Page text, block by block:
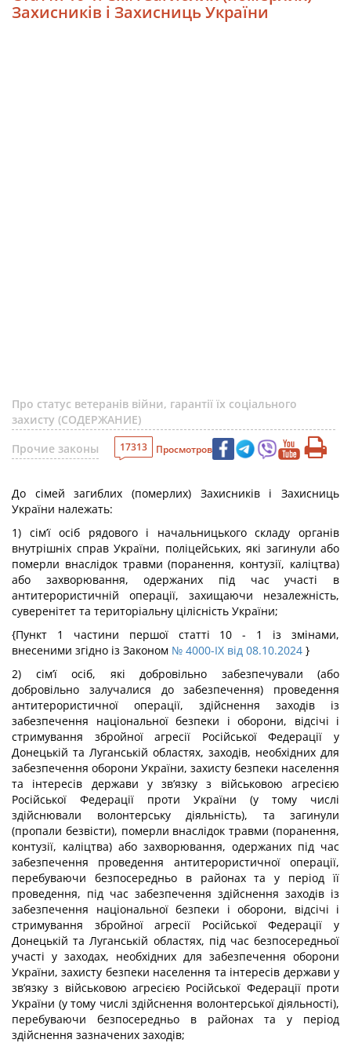
Захисників і Захисниць України
Про статус ветеранів війни, гарантії їх соціального
захисту (СОДЕРЖАНИЕ)
Прочие законы
17313 Просмотров
До сімей загиблих (померлих) Захисників і Захисниць
України належать:
1) сім’ї осіб рядового і начальницького складу органів
внутрішніх справ України, поліцейських, які загинули або
померли внаслідок травми (поранення, контузії, каліцтва)
або захворювання, одержаних під час участі в
антитерористичній операції, захищаючи незалежність,
суверенітет та територіальну цілісність України;
{Пункт 1 частини першої статті 10 - 1 із змінами,
внесеними згідно із Законом № 4000-IX від 08.10.2024 }
2) сім’ї осіб, які добровільно забезпечували (або
добровільно залучалися до забезпечення) проведення
антитерористичної операції, здійснення заходів із
забезпечення національної безпеки і оборони, відсічі і
стримування збройної агресії Російської Федерації у
Донецькій та Луганській областях, заходів, необхідних для
забезпечення оборони України, захисту безпеки населення
та інтересів держави у зв’язку з військовою агресією
Російської Федерації проти України (у тому числі
здійснювали волонтерську діяльність), та загинули
(пропали безвісти), померли внаслідок травми (поранення,
контузії, каліцтва) або захворювання, одержаних під час
забезпечення проведення антитерористичної операції,
перебуваючи безпосередньо в районах та у період її
проведення, під час забезпечення здійснення заходів із
забезпечення національної безпеки і оборони, відсічі і
стримування збройної агресії Російської Федерації у
Донецькій та Луганській областях, під час безпосередньої
участі у заходах, необхідних для забезпечення оборони
України, захисту безпеки населення та інтересів держави у
зв’язку з військовою агресією Російської Федерації проти
України (у тому числі здійснення волонтерської діяльності),
перебуваючи безпосередньо в районах та у період
здійснення зазначених заходів;